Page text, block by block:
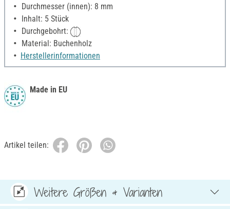
Durchmesser (innen): 8 mm
Inhalt: 5 Stück
Durchgebohrt:
Material: Buchenholz
Herstellerinformationen
Made in EU
Artikel teilen:
Weitere Größen & Varianten